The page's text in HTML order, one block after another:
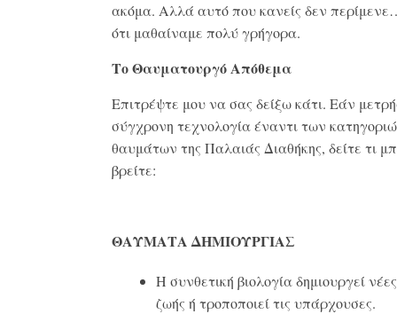
ακόμα. Αλλά αυτό που κανείς δεν
ότι μαθαίναμε πολύ γρήγορα.
Το Θαυματουργό Απόθεμα
Επιτρέψτε μου να σας δείξω κάτι. Εάν
σύγχρονη τεχνολογία έναντι των
θαυμάτων της Παλαιάς Διαθήκης, δείτε τι
βρείτε:
ΘΑΥΜΑΤΑ ΔΗΜΙΟΥΡΓΙΑΣ
Η συνθετική βιολογία δημιουργεί
ζωής ή τροποποιεί τις υπάρχουσες.